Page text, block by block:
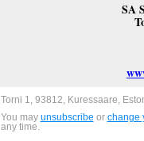
SA
Torni 1, 93812, Kuressaare,
You may unsubscribe or change
any time.